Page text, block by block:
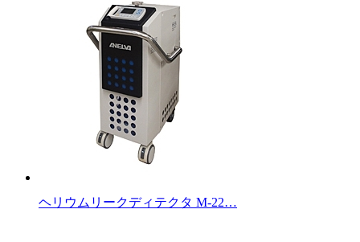
ヘリウムリークディテクタ M-22…